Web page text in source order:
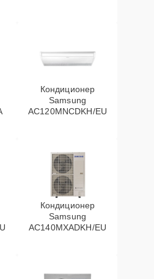
Кондиционер
Samsung
AC120MNCDKH/EU
Кондиционер
Samsung
AC140MXADKH/EU